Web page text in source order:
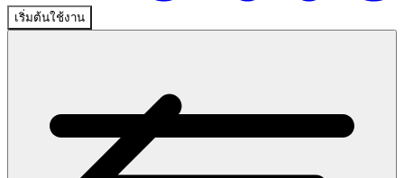
เริ่มต้นใช้งาน